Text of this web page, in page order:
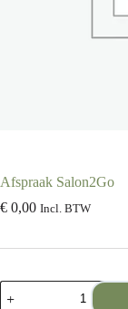
Afspraak Salon2Go
€ 0,00 Incl. BTW